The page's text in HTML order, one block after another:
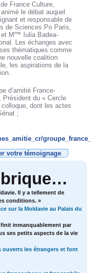
France Culture,
le débat auquel
et responsable de
de Sciences Po Paris,
et Mme
Iulia Badea-
Les échanges avec
thématiques comme
nouvelle coalition
les aspirations de la
d’amitié France-
Président du « Cercle
dont les actes
;
votre témoignage
Il y a tellement de
conditions. »
sur la Moldavie au Palais du
inmanquablement par
ses petits aspects de la vie
ouverts les étrangers et font